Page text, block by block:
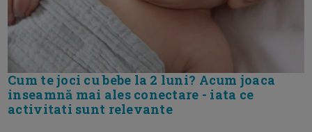
Cum te joci cu bebe la 2 luni? Acum joaca
inseamnă mai ales conectare - iata ce
activitati sunt relevante